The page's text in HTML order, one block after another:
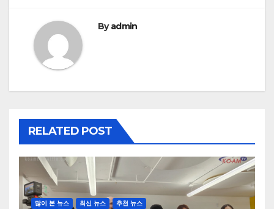
Byadmin
RELATED POST
많이 본 뉴스 최신 뉴스 추천 뉴스